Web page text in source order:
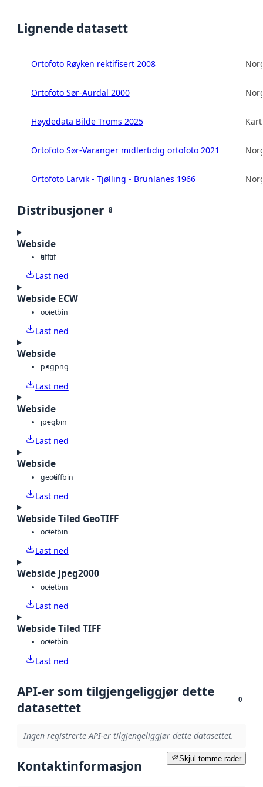
Lignende datasett
Ortofoto Røyken rektifisert 2008
Ortofoto Sør-Aurdal 2000
Høydedata Bilde Troms 2025
Ortofoto Sør-Varanger midlertidig ortofoto 2021
Ortofoto Larvik - Tjølling - Brunlanes 1966
Distribusjoner 8
Webside
tifftif
Last ned
Webside ECW
octetbin
Last ned
Webside
pngpng
Last ned
Webside
jpegbin
Last ned
Webside
geotiffbin
Last ned
Webside Tiled GeoTIFF
octetbin
Last ned
Webside Jpeg2000
octetbin
Last ned
Webside Tiled TIFF
octetbin
Last ned
API-er som tilgjengeliggjør dette
datasettet
0
Ingen registrerte API-er tilgjengeliggjør dette datasettet.
Skjul tomme rader
Kontaktinformasjon